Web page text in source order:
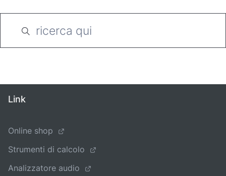
Link
Online shop
Strumenti di calcolo
Analizzatore audio